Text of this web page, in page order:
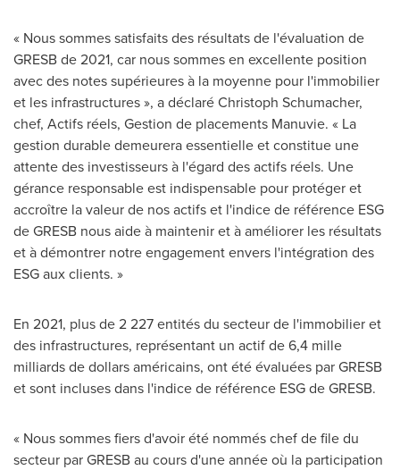
« Nous sommes satisfaits des résultats de l'évaluation de
GRESB de 2021, car nous sommes en excellente position
avec des notes supérieures à la moyenne pour l'immobilier
et les infrastructures », a déclaré Christoph Schumacher,
chef, Actifs réels, Gestion de placements Manuvie. « La
gestion durable demeurera essentielle et constitue une
attente des investisseurs à l'égard des actifs réels. Une
gérance responsable est indispensable pour protéger et
accroître la valeur de nos actifs et l'indice de référence ESG
de GRESB nous aide à maintenir et à améliorer les résultats
et à démontrer notre engagement envers l'intégration des
ESG aux clients. »
En 2021, plus de 2 227 entités du secteur de l'immobilier et
des infrastructures, représentant un actif de 6,4 mille
milliards de dollars américains, ont été évaluées par GRESB
et sont incluses dans l'indice de référence ESG de GRESB.
« Nous sommes fiers d'avoir été nommés chef de file du
secteur par GRESB au cours d'une année où la participation